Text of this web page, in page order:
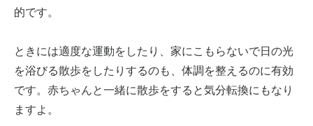
的です。
ときには適度な運動をしたり、家にこもらないで日の光
を浴びる散歩をしたりするのも、体調を整えるのに有効
です。赤ちゃんと一緒に散歩をすると気分転換にもなり
ますよ。